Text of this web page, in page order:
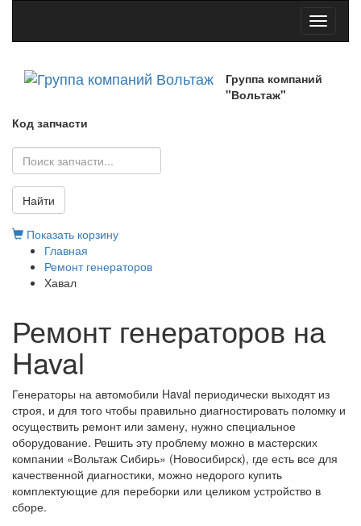
Toggle
Группа компаний
"Вольтаж"
Код запчасти
Найти
Показать корзину
Главная
Ремонт генераторов
Хавал
Ремонт генераторов на
Haval
Генераторы на автомобили Haval периодически выходят из
строя, и для того чтобы правильно диагностировать поломку и
осуществить ремонт или замену, нужно специальное
оборудование. Решить эту проблему можно в мастерских
компании «Вольтаж Сибирь» (Новосибирск), где есть все для
качественной диагностики, можно недорого купить
комплектующие для переборки или целиком устройство в
сборе.